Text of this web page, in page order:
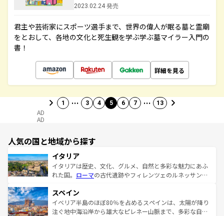
2023.02.24 発売
君主や芸術家にスポーツ選手まで、世界の偉人が眠る墓と霊廟
をとおして、各地の文化と死生観を学ぶ学ぶ墓マイラー入門の
書！
詳細を見る
1 … 3 4 5 6 7 … 13
AD
AD
人気の国と地域から探す
イタリア
イタリアは歴史、文化、グルメ、自然と多彩な魅力にあふ
れた国。 ローマの古代遺跡やフィレンツェのルネッサンス
ろん、トスカーナの美しい田園風景やアマルフィ海岸の絶
景など、自然景観も見逃せない。観光の合間には、本場の
ピザやパスタなど、絶品のイタリア料理を堪能することも
スペイン
イベリア半島のほぼ80％を占めるスペインは、太陽が降り
注ぐ地中海沿岸から雄大なピレネー山脈まで、多彩な自然